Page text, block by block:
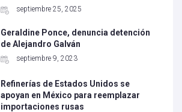
septiembre 25, 2025
Geraldine Ponce, denuncia detención
de Alejandro Galván
septiembre 9, 2023
Refinerías de Estados Unidos se
apoyan en México para reemplazar
importaciones rusas